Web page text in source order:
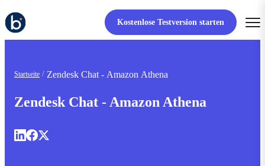
Kostenlose Testversion starten
Startseite Zendesk Chat - Amazon Athena
Zendesk Chat - Amazon Athena